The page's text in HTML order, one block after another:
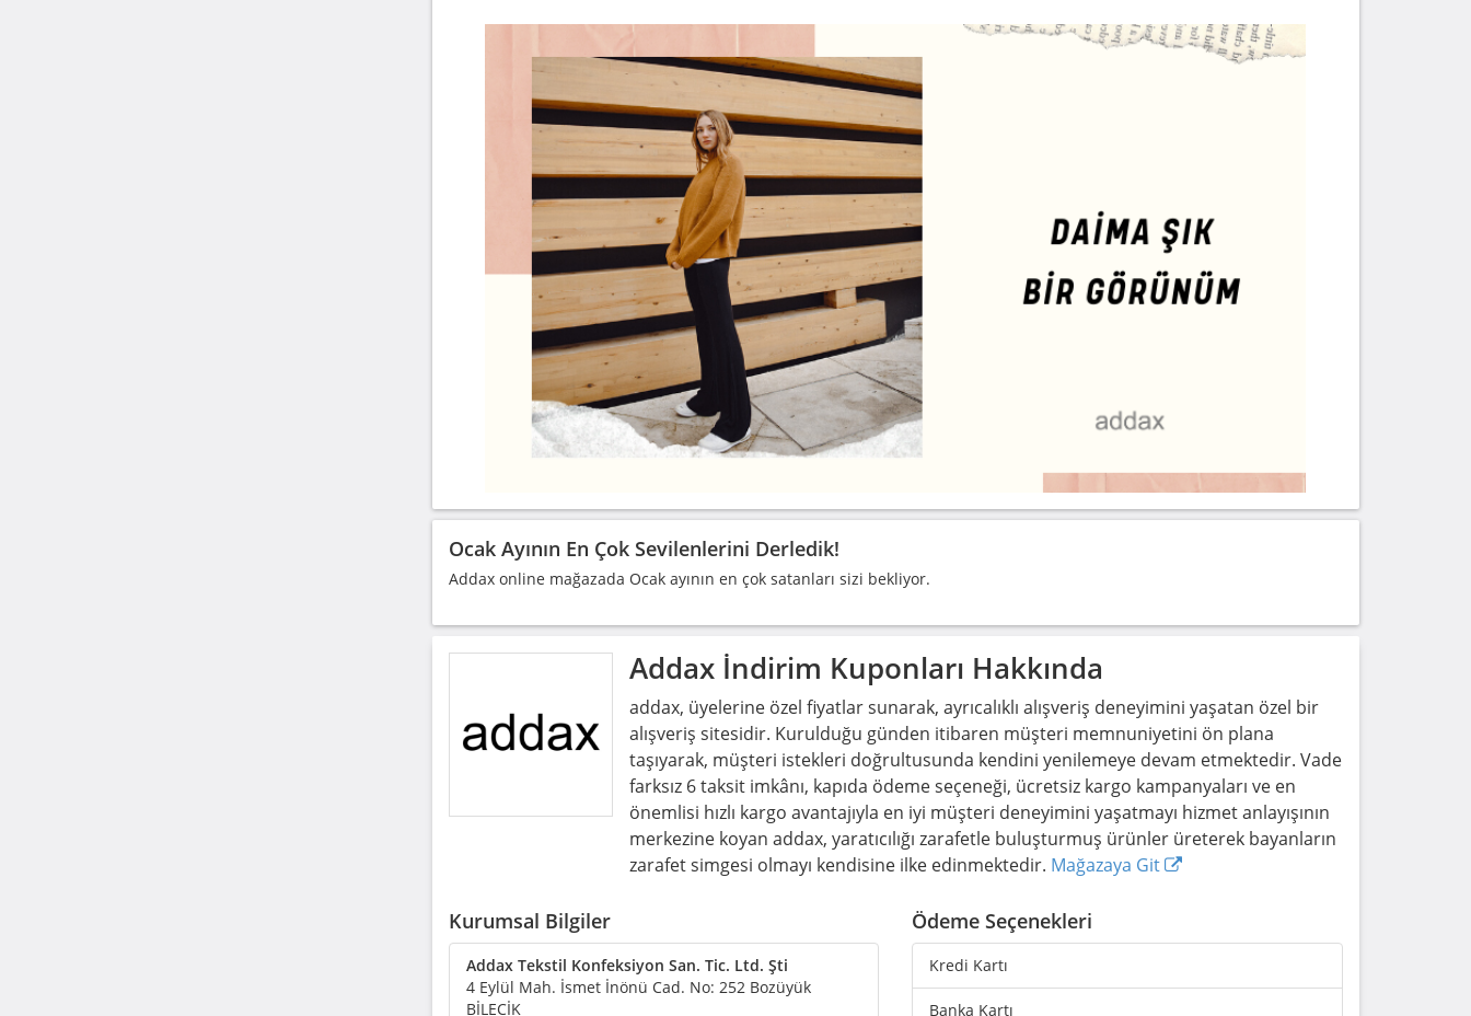
Ocak Ayının En Çok Sevilenlerini Derledik!
Addax online mağazada Ocak ayının en çok satanları sizi bekliyor.
Addaxİndirim Kuponları Hakkında
addax, üyelerine özel fiyatlar sunarak, ayrıcalıklı alışveriş deneyimini yaşatan özel bir
alışveriş sitesidir. Kurulduğu günden itibaren müşteri memnuniyetini ön plana
taşıyarak, müşteri istekleri doğrultusunda kendini yenilemeye devam etmektedir. Vade
farksız 6 taksit imkânı, kapıda ödeme seçeneği, ücretsiz kargo kampanyaları ve en
önemlisi hızlı kargo avantajıyla en iyi müşteri deneyimini yaşatmayı hizmet anlayışının
merkezine koyan addax, yaratıcılığı zarafetle buluşturmuş ürünler üreterek bayanların
zarafet simgesi olmayı kendisine ilke edinmektedir. Mağazaya Git
Kurumsal Bilgiler
Addax Tekstil Konfeksiyon San. Tic. Ltd. Şti
4 Eylül Mah. İsmet İnönü Cad. No: 252 Bozüyük
BİLECİK
Ödeme Seçenekleri
Kredi Kartı
Banka Kartı